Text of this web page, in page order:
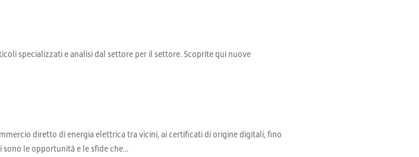
specializzati e analisi dal settore per il settore. Scoprite qui nuove
diretto di energia elettrica tra vicini, ai certificati di origine digitali, fino
le opportunità e le sfide che...